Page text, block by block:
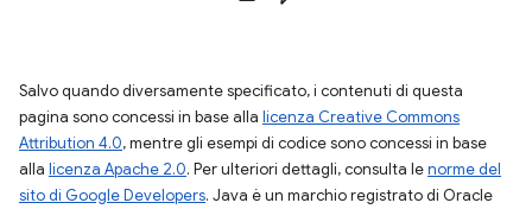
Salvo quando diversamente specificato, i contenuti di questa
pagina sono concessi in base alla licenza Creative Commons
Attribution 4.0, mentre gli esempi di codice sono concessi in base
alla licenza Apache 2.0. Per ulteriori dettagli, consulta lenorme del
sito di Google Developers. Java è un marchio registrato di Oracle